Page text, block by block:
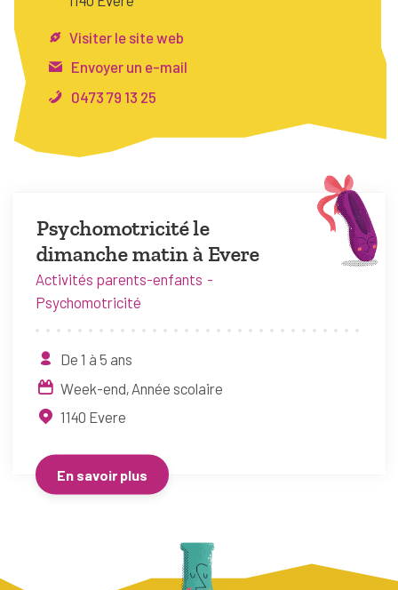
Espace pro
Bruxelles Temps Libre
Psychomotricité le
dimanche matin à Evere
Activités parents-enfants
Psychomotricité
De 1 à 5 ans
Week-end Année scolaire
1140 Evere
En savoir plus
Visiter le site web
Envoyer un e-mail
0473 79 13 25